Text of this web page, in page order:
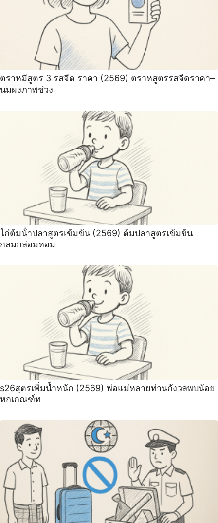
ตราหมีสูตร 3 รสจืด ราคา (2569) ตราหสูตรรสจืดราคา–
นมผงภาพช่วง
ไก่ต้มน้ําปลาสูตรเข้มข้น (2569) ต้มปลาสูตรเข้มข้น
กลมกล่อมหอม
s26สูตรเพิ่มน้ำหนัก (2569) พ่อแม่หลายท่านกังวลพบน้อย
หกเกณฑ์ท